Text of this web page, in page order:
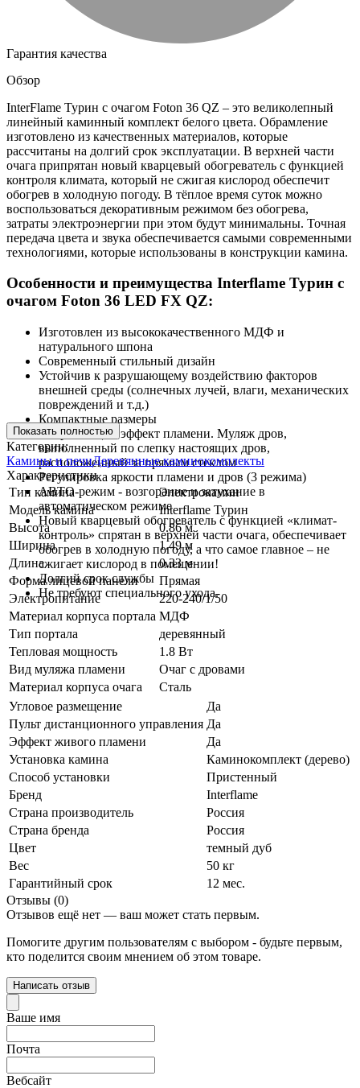
Гарантия качества
Обзор
InterFlame Турин с очагом Foton 36 QZ – это великолепный
линейный каминный комплект белого цвета. Обрамление
изготовлено из качественных материалов, которые
рассчитаны на долгий срок эксплуатации. В верхней части
очага припрятан новый кварцевый обогреватель с функцией
контроля климата, который не сжигая кислород обеспечит
обогрев в холодную погоду. В тёплое время суток можно
воспользоваться декоративным режимом без обогрева,
затраты электроэнергии при этом будут минимальны. Точная
передача цвета и звука обеспечивается самыми современными
технологиями, которые использованы в конструкции камина.
Особенности и преимущества Interflame Турин с
очагом Foton 36 LED FX QZ:
Изготовлен из высококачественного МДФ и
натурального шпона
Современный стильный дизайн
Устойчив к разрушающему воздействию факторов
внешней среды (солнечных лучей, влаги, механических
повреждений и т.д.)
Компактные размеры
Потрясающий эффект пламени. Муляж дров,
выполненный по слепку настоящих дров,
расположенный за прямым стеклом
Регулировка яркости пламени и дров (3 режима)
АВТО-режим - возгорание и затухание в
автоматическом режиме
Новый кварцевый обогреватель с функцией «климат-
контроль» спрятан в верхней части очага, обеспечивает
обогрев в холодную погоду, а что самое главное – не
сжигает кислород в помещении!
Долгий срок службы
Не требуют специального ухода.
Показать полностью
Категории:
Камины и печиДеревянные каминокомплекты
Характеристики
Тип камина
Электрокамин
Модель камина
Interflame Турин
Высота
0.86 м
Ширина
1.49 м
Длина
0.33 м
Форма лицевой панели
Прямая
Электропитание
220-240/1/50
Материал корпуса портала МДФ
Тип портала
деревянный
Тепловая мощность
1.8 Вт
Вид муляжа пламени
Очаг с дровами
Материал корпуса очага
Сталь
Угловое размещение
Да
Пульт дистанционного управления Да
Эффект живого пламени
Да
Установка камина
Каминокомплект (дерево)
Способ установки
Пристенный
Бренд
Interflame
Страна производитель
Россия
Страна бренда
Россия
Цвет
темный дуб
Вес
50 кг
Гарантийный срок
12 мес.
Отзывы (0)
Отзывов ещё нет — ваш может стать первым.
Помогите другим пользователям с выбором - будьте первым,
кто поделится своим мнением об этом товаре.
Написать отзыв
Ваше имя
Почта
Вебсайт